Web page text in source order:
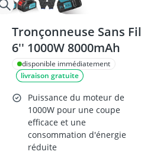
Tronçonneuse Sans Fil
6'' 1000W 8000mAh
disponible immédiatement
livraison gratuite
Puissance du moteur de
1000W pour une coupe
efficace et une
consommation d'énergie
réduite